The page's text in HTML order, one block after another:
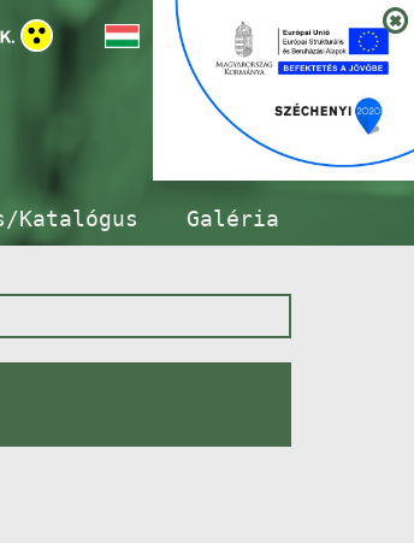
Katalógus Galéria